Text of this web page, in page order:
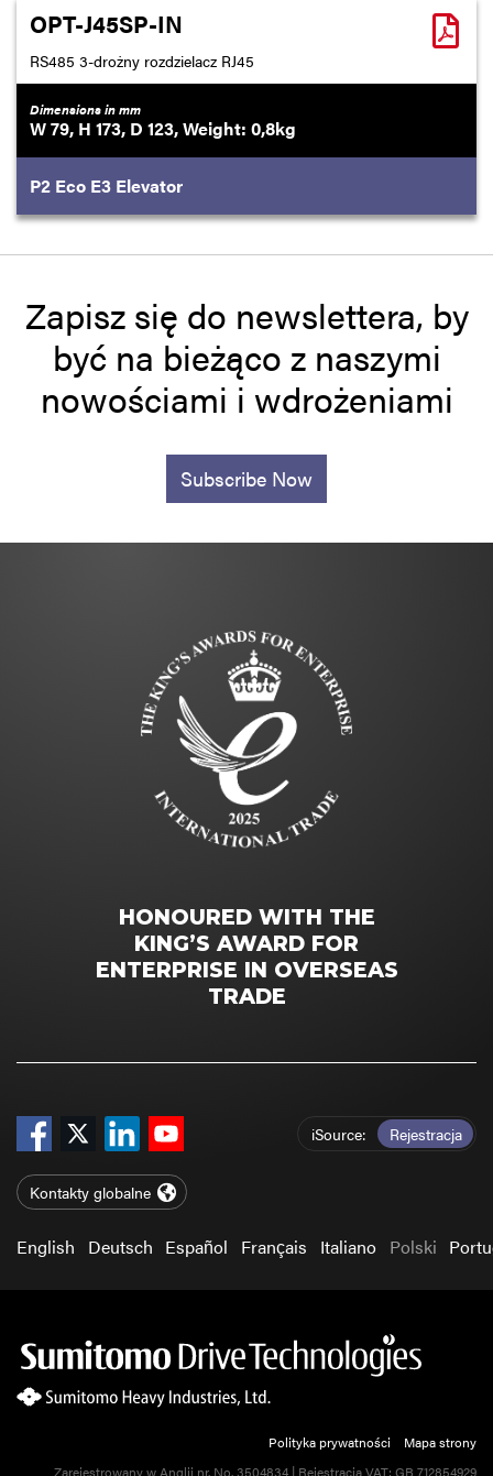
OPT-J45SP-IN
RS485 3-drożny rozdzielacz RJ45
Dimensions in mm
79 173 123 0,8
P2 Eco E3 Elevator
Zapisz się do newslettera, by
być na bieżąco z naszymi
nowościami i wdrożeniami
Subscribe Now
HONOURED WITH THE
KING’S AWARD FOR
ENTERPRISE IN OVERSEAS
TRADE
iSource Rejestracja
Kontakty globalne
English Deutsch Español Français Italiano Polski
Polityka prywatności
Mapa strony
Zarejestrowany w Anglii nr. No. 3504834 | Rejestracja VAT: GB 712854929